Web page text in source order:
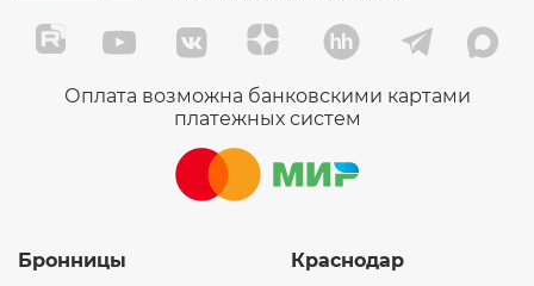
Оплата возможна банковскими картами
платежных систем
Бронницы Краснодар